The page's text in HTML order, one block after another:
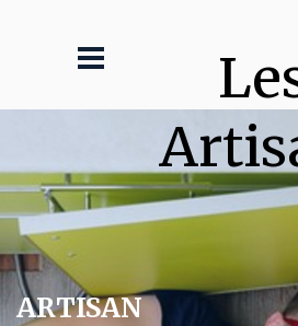
ARTISAN